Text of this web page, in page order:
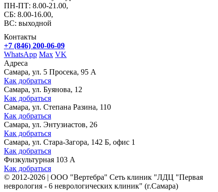
ПН-ПТ: 8.00-21.00,
СБ: 8.00-16.00,
ВС: выходной
Контакты
+7 (846) 200-06-09
WhatsApp Max VK
Адреса
Самара, ул. 5 Просека, 95 А
Как добраться
Самара, ул. Буянова, 12
Как добраться
Самара, ул. Степана Разина, 110
Как добраться
Самара, ул. Энтузиастов, 26
Как добраться
Самара, ул. Стара-Загора, 142 Б, офис 1
Как добраться
Физкультурная 103 А
Как добраться
© 2012-2026 | ООО "Вертебра" Сеть клиник "ЛДЦ "Первая
неврология - 6 неврологических клиник" (г.Самара)